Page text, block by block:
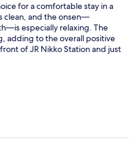
for a comfortable stay in a
clean, and the onsen—
especially relaxing. The
adding to the overall positive
of JR Nikko Station and just